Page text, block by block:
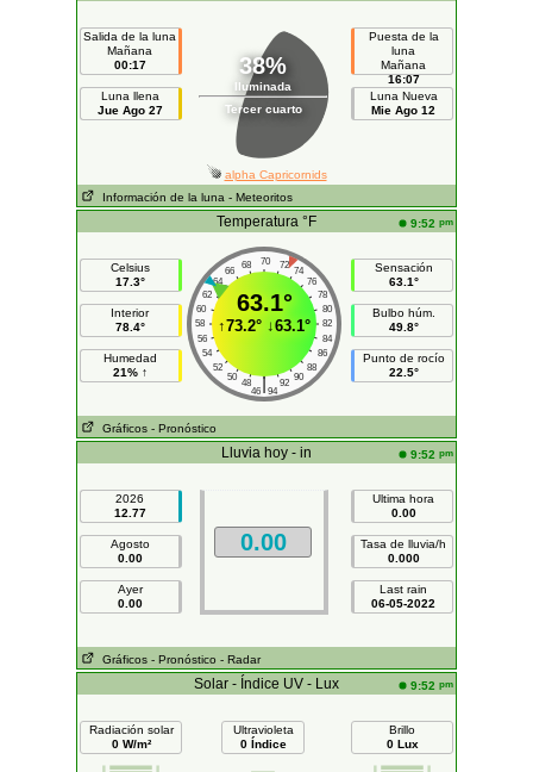
Salida de la luna
Mañana
00:17
Luna llena
Jue Ago 27
38%
Iluminada
Tercer cuarto
Puesta de la
luna
Mañana
16:07
Luna Nueva
Mie Ago 12
alpha Capricornids
Información de la luna - Meteoritos
Temperatura °F 9:52 pm
Celsius
17.3°
Interior
78.4°
Humedad
21% ↑
70
68 72
66
74
64
76
62
78
60
80
58
82
56
84
54
86
52
88
50
90
48 92
|
46 94
63.1°
↑73.2° ↓63.1°
Sensación
63.1°
Bulbo húm.
49.8°
Punto de rocío
22.5°
Gráficos - Pronóstico
Lluvia hoy - in 9:52 pm
2026
12.77
Agosto
0.00
Ayer
0.00
0.00
Ultima hora
0.00
Tasa de lluvia/h
0.000
Last rain
06-05-2022
Gráficos - Pronóstico - Radar
Solar - Índice UV - Lux 9:52 pm
Radiación solar
0 W/m²
Ultravioleta
0 Índice
Brillo
0 Lux